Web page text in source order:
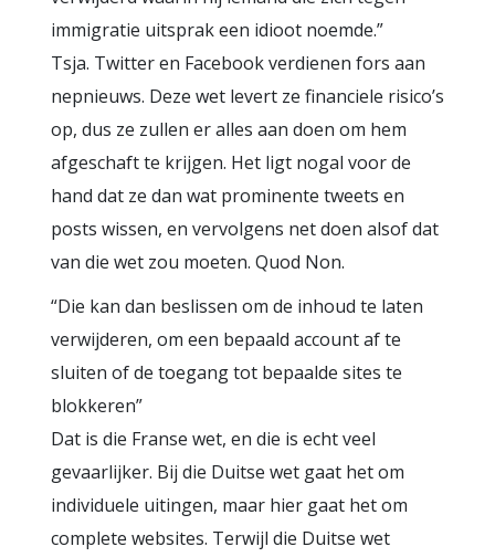
immigratie uitsprak een idioot noemde.”
Tsja. Twitter en Facebook verdienen fors aan
nepnieuws. Deze wet levert ze financiele risico’s
op, dus ze zullen er alles aan doen om hem
afgeschaft te krijgen. Het ligt nogal voor de
hand dat ze dan wat prominente tweets en
posts wissen, en vervolgens net doen alsof dat
van die wet zou moeten. Quod Non.
“Die kan dan beslissen om de inhoud te laten
verwijderen, om een bepaald account af te
sluiten of de toegang tot bepaalde sites te
blokkeren”
Dat is die Franse wet, en die is echt veel
gevaarlijker. Bij die Duitse wet gaat het om
individuele uitingen, maar hier gaat het om
complete websites. Terwijl die Duitse wet